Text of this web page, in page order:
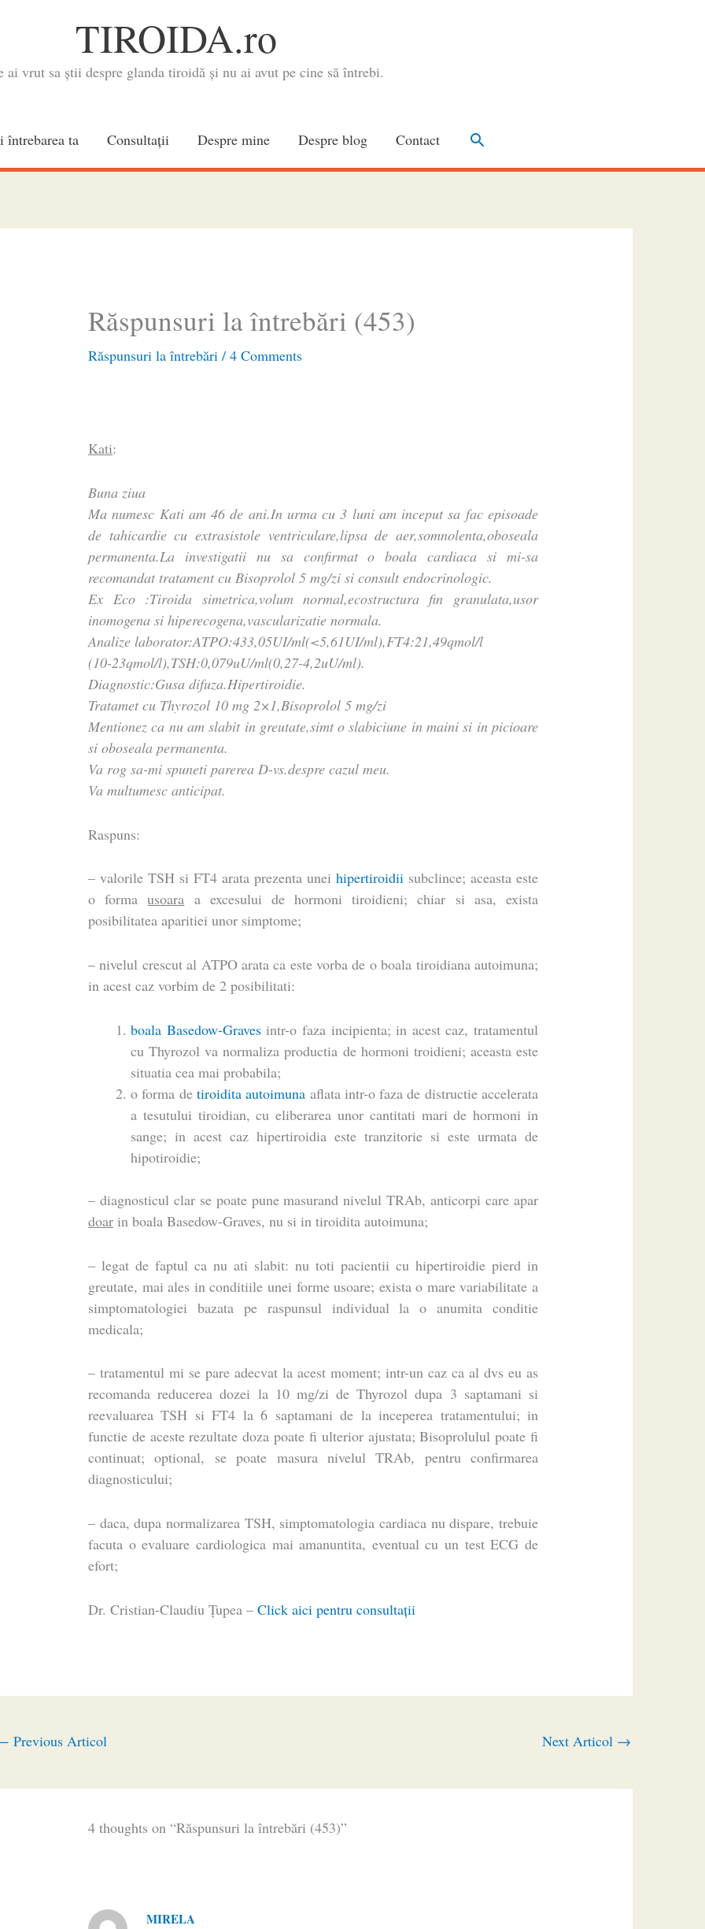
TIROIDA.ro
ai vrut sa știi despre glanda tiroidă și nu ai avut pe cine să întrebi.
întrebarea ta Consultaţii Despre mine Despre blog Contact Search
Răspunsuri la întrebări (453)
Răspunsuri la întrebări /4 Comments
Kati:
Buna ziua
Ma numesc Kati am 46 de ani.In urma cu 3 luni am inceput sa fac episoade
de tahicardie cu extrasistole ventriculare,lipsa de aer,somnolenta,oboseala
permanenta.La investigatii nu sa confirmat o boala cardiaca si mi-sa
recomandat tratament cu Bisoprolol 5 mg/zi si consult endocrinologic.
Ex Eco :Tiroida simetrica,volum normal,ecostructura fin granulata,usor
inomogena si hiperecogena,vascularizatie normala.
Analize laborator:ATPO:433,05UI/ml(<5,61UI/ml),FT4:21,49qmol/l
(10-23qmol/l),TSH:0,079uU/ml(0,27-4,2uU/ml).
Diagnostic:Gusa difuza.Hipertiroidie.
Tratamet cu Thyrozol 10 mg 2×1,Bisoprolol 5 mg/zi
Mentionez ca nu am slabit in greutate,simt o slabiciune in maini si in picioare
si oboseala permanenta.
Va rog sa-mi spuneti parerea D-vs.despre cazul meu.
Va multumesc anticipat.
Raspuns:
– valorile TSH si FT4 arata prezenta unei hipertiroidiisubclince; aceasta este
o formausoara a excesului de hormoni tiroidieni; chiar si asa, exista
posibilitatea aparitiei unor simptome;
– nivelul crescut al ATPO arata ca este vorba de o boala tiroidiana autoimuna;
in acest caz vorbim de 2 posibilitati:
boala Basedow-Gravesintr-o faza incipienta; in acest caz, tratamentul
cu Thyrozol va normaliza productia de hormoni troidieni; aceasta este
situatia cea mai probabila;
o forma de tiroidita autoimuna aflata intr-o faza de distructie accelerata
a tesutului tiroidian, cu eliberarea unor cantitati mari de hormoni in
sange; in acest caz hipertiroidia este tranzitorie si este urmata de
hipotiroidie;
– diagnosticul clar se poate pune masurand nivelul TRAb, anticorpi care apar
doar in boala Basedow-Graves, nu si in tiroidita autoimuna;
– legat de faptul ca nu ati slabit: nu toti pacientii cu hipertiroidie pierd in
greutate, mai ales in conditiile unei forme usoare; exista o mare variabilitate a
simptomatologiei bazata pe raspunsul individual la o anumita conditie
medicala;
– tratamentul mi se pare adecvat la acest moment; intr-un caz ca al dvs eu as
recomanda reducerea dozei la 10 mg/zi de Thyrozol dupa 3 saptamani si
reevaluarea TSH si FT4 la 6 saptamani de la inceperea tratamentului; in
functie de aceste rezultate doza poate fi ulterior ajustata; Bisoprolulul poate fi
continuat; optional, se poate masura nivelul TRAb, pentru confirmarea
diagnosticului;
– daca, dupa normalizarea TSH, simptomatologia cardiaca nu dispare, trebuie
facuta o evaluare cardiologica mai amanuntita, eventual cu un test ECG de
efort;
Dr. Cristian-Claudiu Ţupea –Click aici pentru consultaţii
Previous Articol Next Articol →
4 thoughts on “Răspunsuri la întrebări (453)”
MIRELA